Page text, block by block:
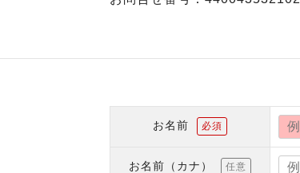
お名前 必須
お名前（カナ） 任意